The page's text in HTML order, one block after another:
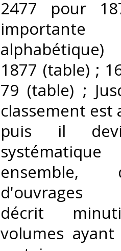
2477 pour
1877 (table) ;
79 (table) ;
classement
puis il
ensemble,
d'ouvrages
décrit
volumes